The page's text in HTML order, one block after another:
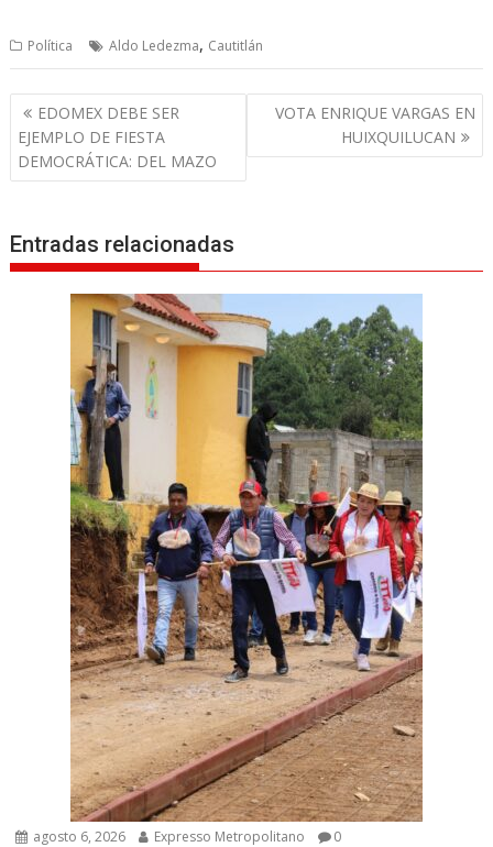
Política Aldo Ledezma, Cautitlán
N
a
v
a
c
EDOMEX DEBE SER
EJEMPLO DE FIESTA
DEMOCRÁTICA: DEL MAZO
VOTA ENRIQUE VARGAS EN
HUIXQUILUCAN
Entradas relacionadas
agosto 6, 2026 Expresso Metropolitano 0